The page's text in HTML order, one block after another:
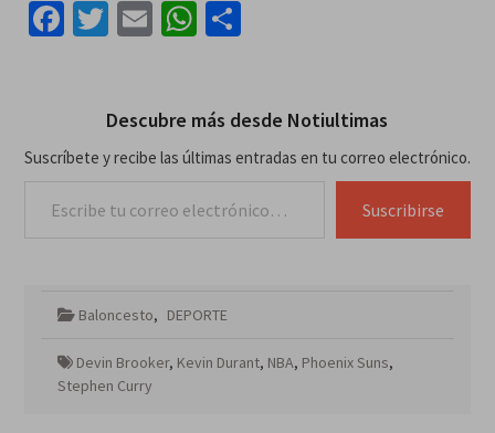
Facebook
Twitter
EmailWhatsApp
Compartir
Descubre más desde Notiultimas
Suscríbete y recibe las últimas entradas en tu correo electrónico.
Suscribirse
Baloncesto, DEPORTE
Devin Brooker, Kevin Durant, NBA, Phoenix Suns,
Stephen Curry